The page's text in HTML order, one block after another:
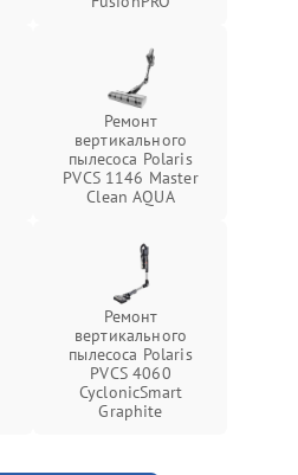
Ремонт
вертикального
пылесоса Polaris
PVCS 1146 Master
Clean AQUA
Ремонт
вертикального
пылесоса Polaris
PVCS 4060
CyclonicSmart
Graphite